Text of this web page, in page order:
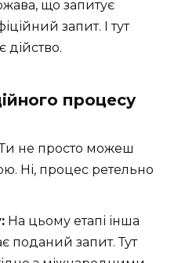
що запитує
запит. І тут
дійство.
процесу
не просто можеш
Ні, процес ретельно
На цьому етапі інша
поданий запит. Тут